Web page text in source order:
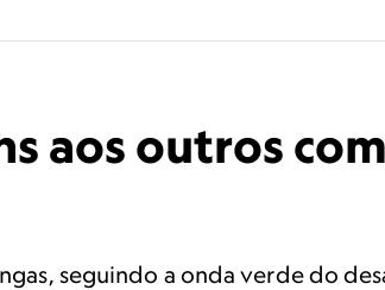
aos outros
seguindo a onda verde do